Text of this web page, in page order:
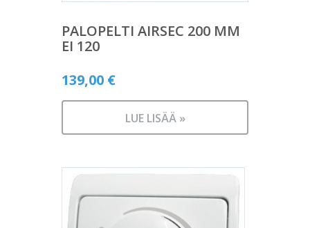
PALOPELTI AIRSEC 200 MM
EI 120
139,00 €
LUE LISÄÄ »